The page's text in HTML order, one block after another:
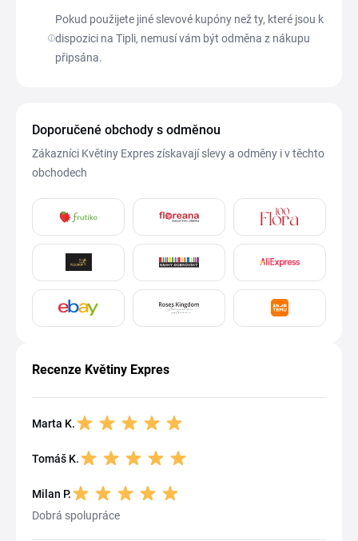
Pokud použijete jiné slevové kupóny než ty, které jsou k
dispozici na Tipli, nemusí vám být odměna z nákupu
připsána.
Doporučené obchody s odměnou
Zákazníci Květiny Expres získavají slevy a odměny i v těchto
obchodech
Recenze Květiny Expres
Marta K.
Tomáš K.
Milan P.
Dobrá spolupráce